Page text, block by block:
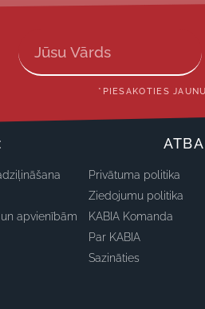
*PIESAKOTIES
apvienībām
Privātuma politika
Ziedojumu politika
KABIA Komanda
Par KABIA
Sazināties